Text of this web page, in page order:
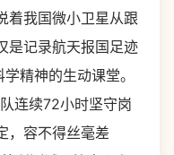
着我国微小卫星从跟
是记录航天报国足迹
精神的生动课堂。
连续72小时坚守岗
，容不得丝毫差